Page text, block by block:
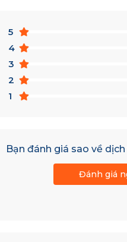
5
4
3
2
1
Bạn đánh giá sao về
Đánh giá